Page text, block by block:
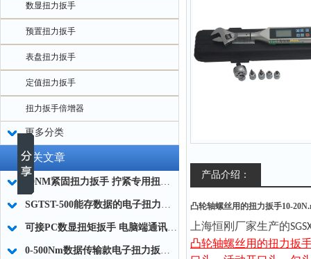
数显扭力扳手
预置扭力扳手
表盘扭力扳手
定值扭力扳手
扭力扳手倍增器
更多分类
相关文章
20NM紧固扭力扳手 拧紧专用扭力扳手 右旋力矩扳手厂家
SGTST-500能存数据的电子扭力扳手 带工作记录的智能扭力扳手厂家
可接PC数显扭矩扳手 电脑端通讯力矩扳手 数据上传电脑电子扭力扳手厂家
0-500Nm数据传输款电子扭力扳手,信号输出追溯扭矩值的扭矩扳手
产品介绍：
凸轮轴螺丝用的扭力扳手10-
上海恒刚厂家生产的
凸轮轴螺丝用的扭力扳